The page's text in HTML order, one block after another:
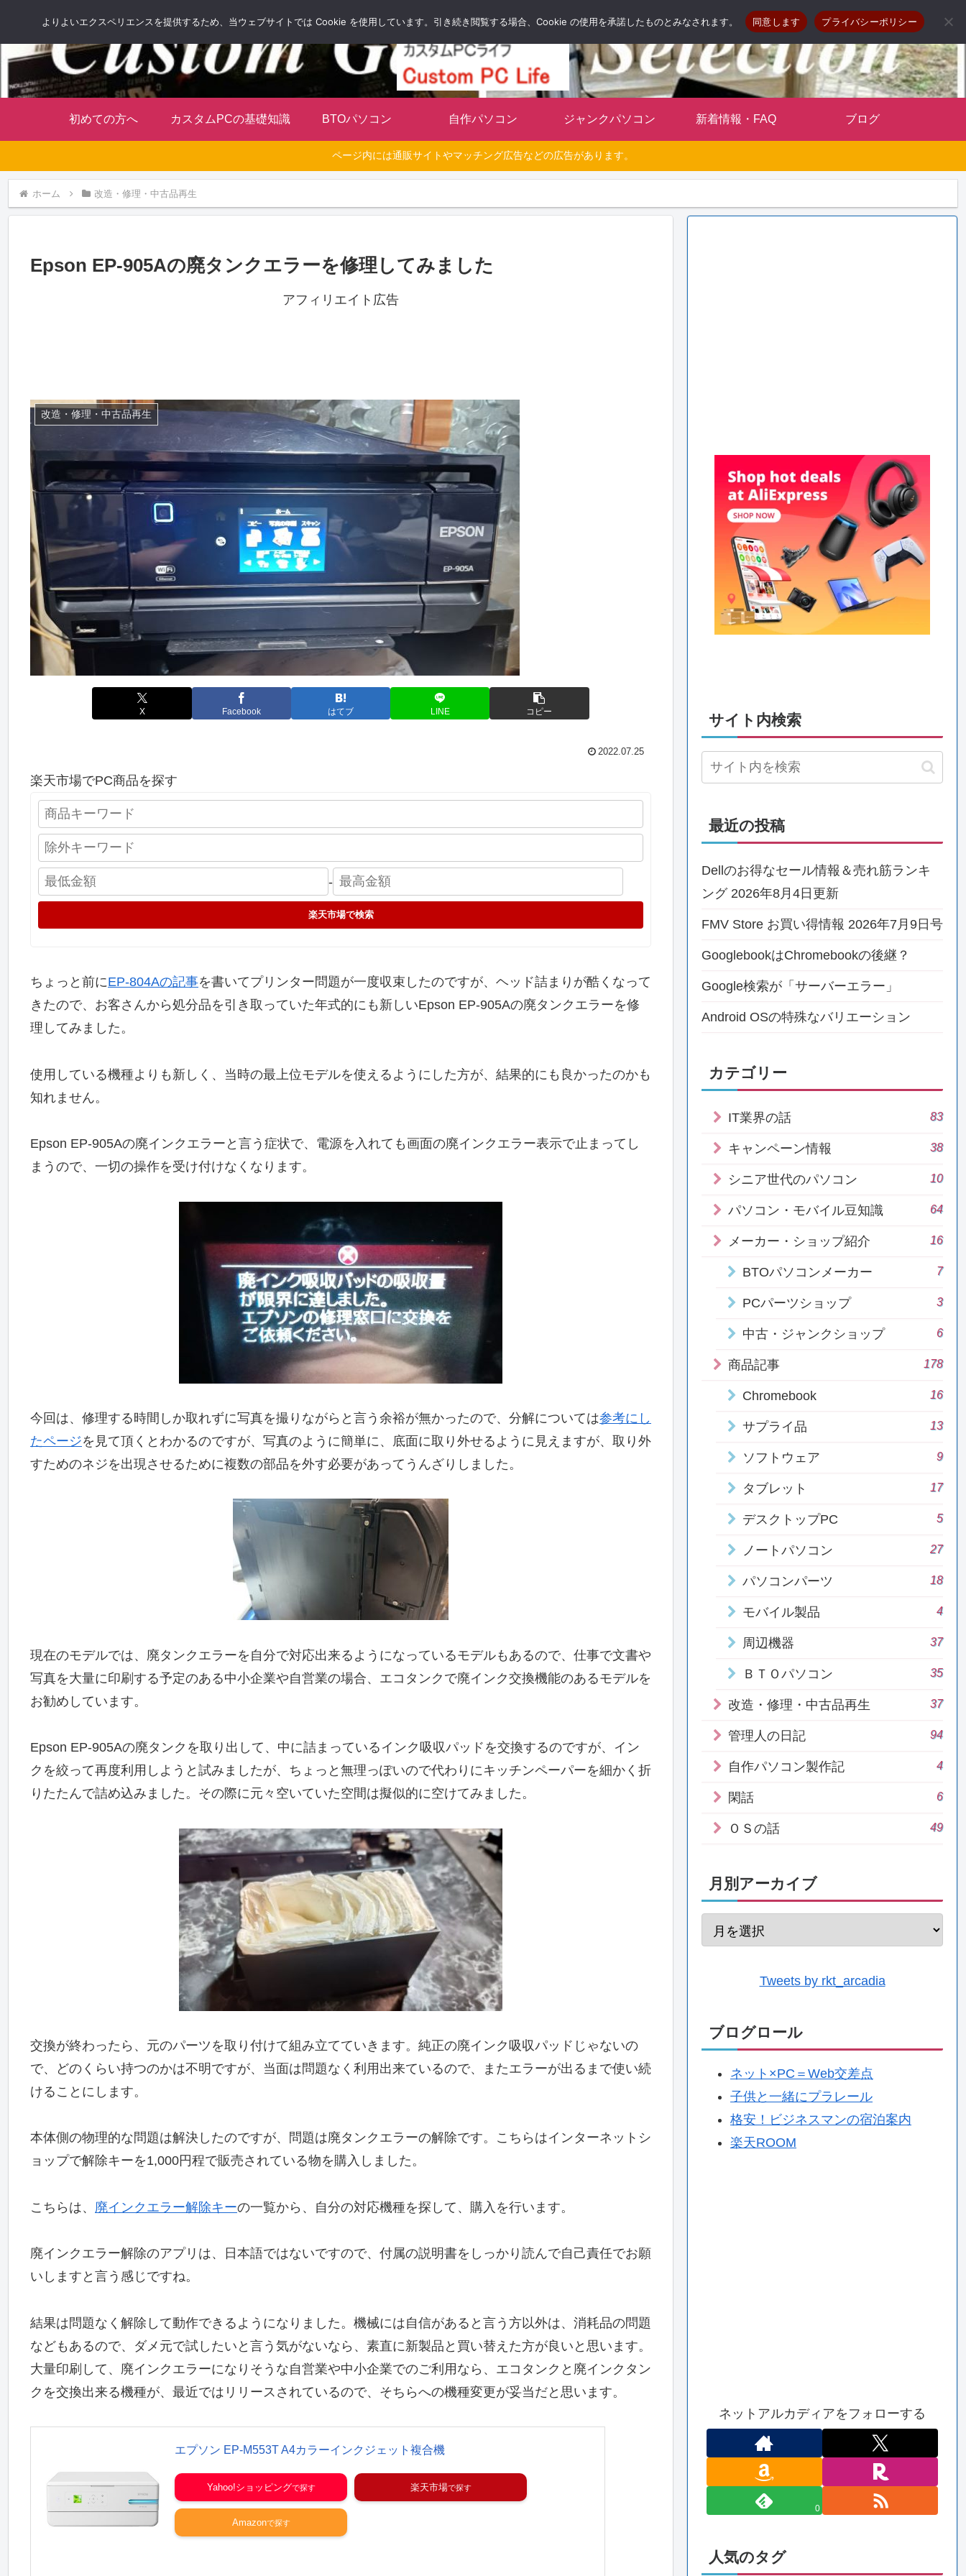
自分だけのオリジナルパソコンを持とう
初めての方へ カスタムPCの基礎知識 BTOパソコン 自作パソコン ジャンクパソコン 新着情報・FAQ ブログ
ページ内には通販サイトやマッチング広告などの広告があります。
ホーム 改造・修理・中古品再生
Epson EP-905Aの廃タンクエラーを修理してみました
アフィリエイト広告
改造・修理・中古品再生
X Facebook はてブ LINE コピー
2022.07.25
楽天市場でPC商品を探す
-
楽天市場で検索
ちょっと前にEP-804Aの記事を書いてプリンター問題が一度収束したのですが、ヘッド詰まりが酷くなって
きたので、お客さんから処分品を引き取っていた年式的にも新しいEpson EP-905Aの廃タンクエラーを修
理してみました。
使用している機種よりも新しく、当時の最上位モデルを使えるようにした方が、結果的にも良かったのかも
知れません。
Epson EP-905Aの廃インクエラーと言う症状で、電源を入れても画面の廃インクエラー表示で止まってし
まうので、一切の操作を受け付けなくなります。
今回は、修理する時間しか取れずに写真を撮りながらと言う余裕が無かったので、分解については参考にし
たページを見て頂くとわかるのですが、写真のように簡単に、底面に取り外せるように見えますが、取り外
すためのネジを出現させるために複数の部品を外す必要があってうんざりしました。
現在のモデルでは、廃タンクエラーを自分で対応出来るようになっているモデルもあるので、仕事で文書や
写真を大量に印刷する予定のある中小企業や自営業の場合、エコタンクで廃インク交換機能のあるモデルを
お勧めしています。
Epson EP-905Aの廃タンクを取り出して、中に詰まっているインク吸収パッドを交換するのですが、イン
クを絞って再度利用しようと試みましたが、ちょっと無理っぽいので代わりにキッチンペーパーを細かく折
りたたんで詰め込みました。その際に元々空いていた空間は擬似的に空けてみました。
交換が終わったら、元のパーツを取り付けて組み立てていきます。純正の廃インク吸収パッドじゃないの
で、どのくらい持つのかは不明ですが、当面は問題なく利用出来ているので、またエラーが出るまで使い続
けることにします。
本体側の物理的な問題は解決したのですが、問題は廃タンクエラーの解除です。こちらはインターネットシ
ョップで解除キーを1,000円程で販売されている物を購入しました。
こちらは、 廃インクエラー解除キーの一覧から、自分の対応機種を探して、購入を行います。
廃インクエラー解除のアプリは、日本語ではないですので、付属の説明書をしっかり読んで自己責任でお願
いしますと言う感じですね。
結果は問題なく解除して動作できるようになりました。機械には自信があると言う方以外は、消耗品の問題
などもあるので、ダメ元で試したいと言う気がないなら、素直に新製品と買い替えた方が良いと思います。
大量印刷して、廃インクエラーになりそうな自営業や中小企業でのご利用なら、エコタンクと廃インクタン
クを交換出来る機種が、最近ではリリースされているので、そちらへの機種変更が妥当だと思います。
エプソン EP-M553T A4カラーインクジェット複合機
Yahoo!ショッピング 楽天市場
Amazon
サイト内検索
最近の投稿
Dellのお得なセール情報＆売れ筋ランキ
ング 2026年8月4日更新
FMV Store お買い得情報 2026年7月9日号
GooglebookはChromebookの後継？
Google検索が「サーバーエラー」
Android OSの特殊なバリエーション
カテゴリー
IT業界の話 83
キャンペーン情報 38
シニア世代のパソコン 10
パソコン・モバイル豆知識 64
メーカー・ショップ紹介 16
BTOパソコンメーカー 7
PCパーツショップ 3
中古・ジャンクショップ 6
商品記事 178
Chromebook 16
サプライ品 13
ソフトウェア 9
タブレット 17
デスクトップPC 5
ノートパソコン 27
パソコンパーツ 18
モバイル製品 4
周辺機器 37
ＢＴＯパソコン 35
改造・修理・中古品再生 37
管理人の日記 94
自作パソコン製作記 4
閑話 6
ＯＳの話 49
月別アーカイブ
Tweets by rkt_arcadia
ブログロール
ネット×PC＝Web交差点
子供と一緒にプラレール
格安！ビジネスマンの宿泊案内
楽天ROOM
ネットアルカディアをフォローする
0
人気のタグ
よりよいエクスペリエンスを提供するため、当ウェブサイトでは Cookie を使用しています。引き続き閲覧する場合、Cookie の使用を承諾したものとみなされます。 同意します プライバシーポリシー